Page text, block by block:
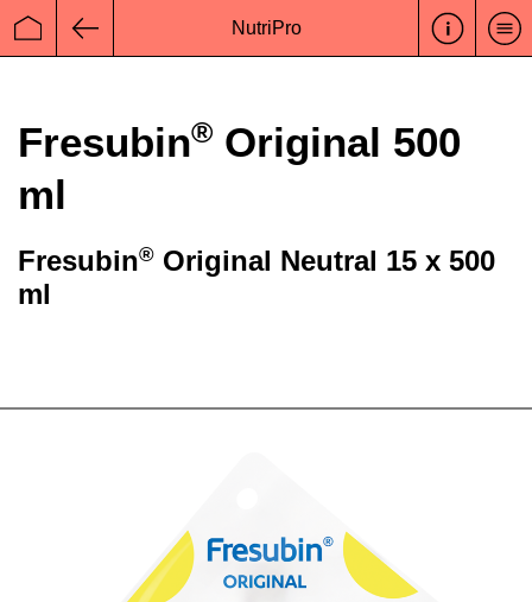
Startseite
NutriPro
Fresubin® Original 500
ml
Fresubin® Original Neutral 15 x 500
ml